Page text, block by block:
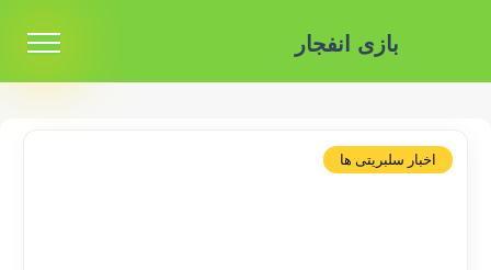
بازی انفجار
اخبار سلبریتی ها